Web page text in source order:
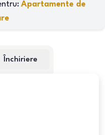
Apartamente de
Închiriere